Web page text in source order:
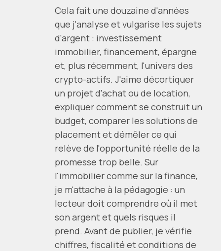
Cela fait une douzaine d'années
que j'analyse et vulgarise les sujets
d'argent : investissement
immobilier, financement, épargne
et, plus récemment, l'univers des
crypto-actifs. J'aime décortiquer
un projet d'achat ou de location,
expliquer comment se construit un
budget, comparer les solutions de
placement et démêler ce qui
relève de l'opportunité réelle de la
promesse trop belle. Sur
l'immobilier comme sur la finance,
je m'attache à la pédagogie : un
lecteur doit comprendre où il met
son argent et quels risques il
prend. Avant de publier, je vérifie
chiffres, fiscalité et conditions de